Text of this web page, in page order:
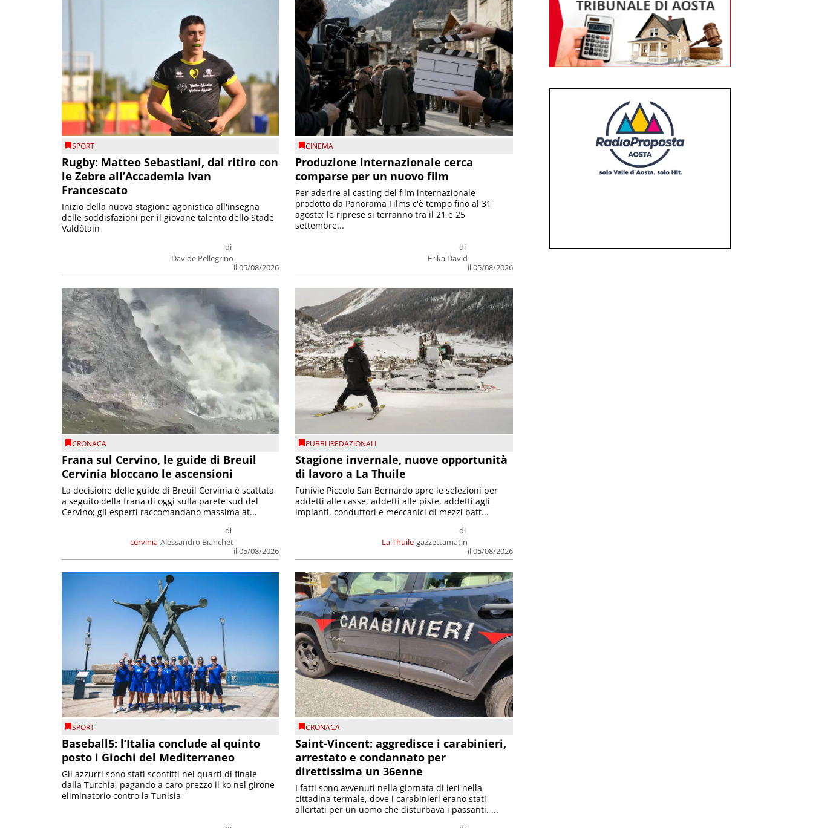
SPORT
Rugby: Matteo Sebastiani, dal ritiro con
le Zebre all’Accademia Ivan
Francescato
di
Davide Pellegrino
il 05/08/2026
Inizio della nuova stagione agonistica all'insegna
delle soddisfazioni per il giovane talento dello Stade
Valdôtain
CINEMA
Produzione internazionale cerca
comparse per un nuovo film
di
Erika David
il 05/08/2026
Per aderire al casting del film internazionale
prodotto da Panorama Films c'è tempo fino al 31
agosto; le riprese si terranno tra il 21 e 25
settembre...
CRONACA
Frana sul Cervino, le guide di Breuil
Cervinia bloccano le ascensioni
cervinia
di
Alessandro Bianchet
il 05/08/2026
La decisione delle guide di Breuil Cervinia è scattata
a seguito della frana di oggi sulla parete sud del
Cervino; gli esperti raccomandano massima at...
PUBBLIREDAZIONALI
Stagione invernale, nuove opportunità
di lavoro a La Thuile
La Thuile
di
gazzettamatin
il 05/08/2026
Funivie Piccolo San Bernardo apre le selezioni per
addetti alle casse, addetti alle piste, addetti agli
impianti, conduttori e meccanici di mezzi batt...
SPORT
Baseball5: l’Italia conclude al quinto
posto i Giochi del Mediterraneo
Gli azzurri sono stati sconfitti nei quarti di finale
dalla Turchia, pagando a caro prezzo il ko nel girone
eliminatorio contro la Tunisia
CRONACA
Saint-Vincent: aggredisce i carabinieri,
arrestato e condannato per
direttissima un 36enne
I fatti sono avvenuti nella giornata di ieri nella
cittadina termale, dove i carabinieri erano stati
allertati per un uomo che disturbava i passanti. ...